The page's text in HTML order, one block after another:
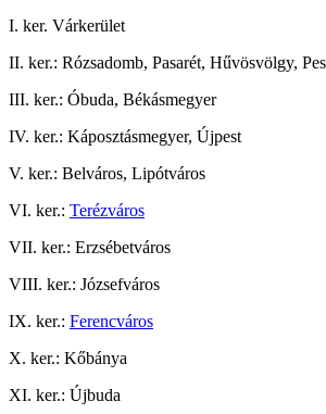
I. ker. Várkerület
II. ker.: Rózsadomb, Pasarét, Hűvösvölgy,
III. ker.: Óbuda, Békásmegyer
IV. ker.: Káposztásmegyer, Újpest
V. ker.: Belváros, Lipótváros
VI. ker.: Terézváros
VII. ker.: Erzsébetváros
VIII. ker.: Józsefváros
IX. ker.: Ferencváros
X. ker.: Kőbánya
XI. ker.: Újbuda